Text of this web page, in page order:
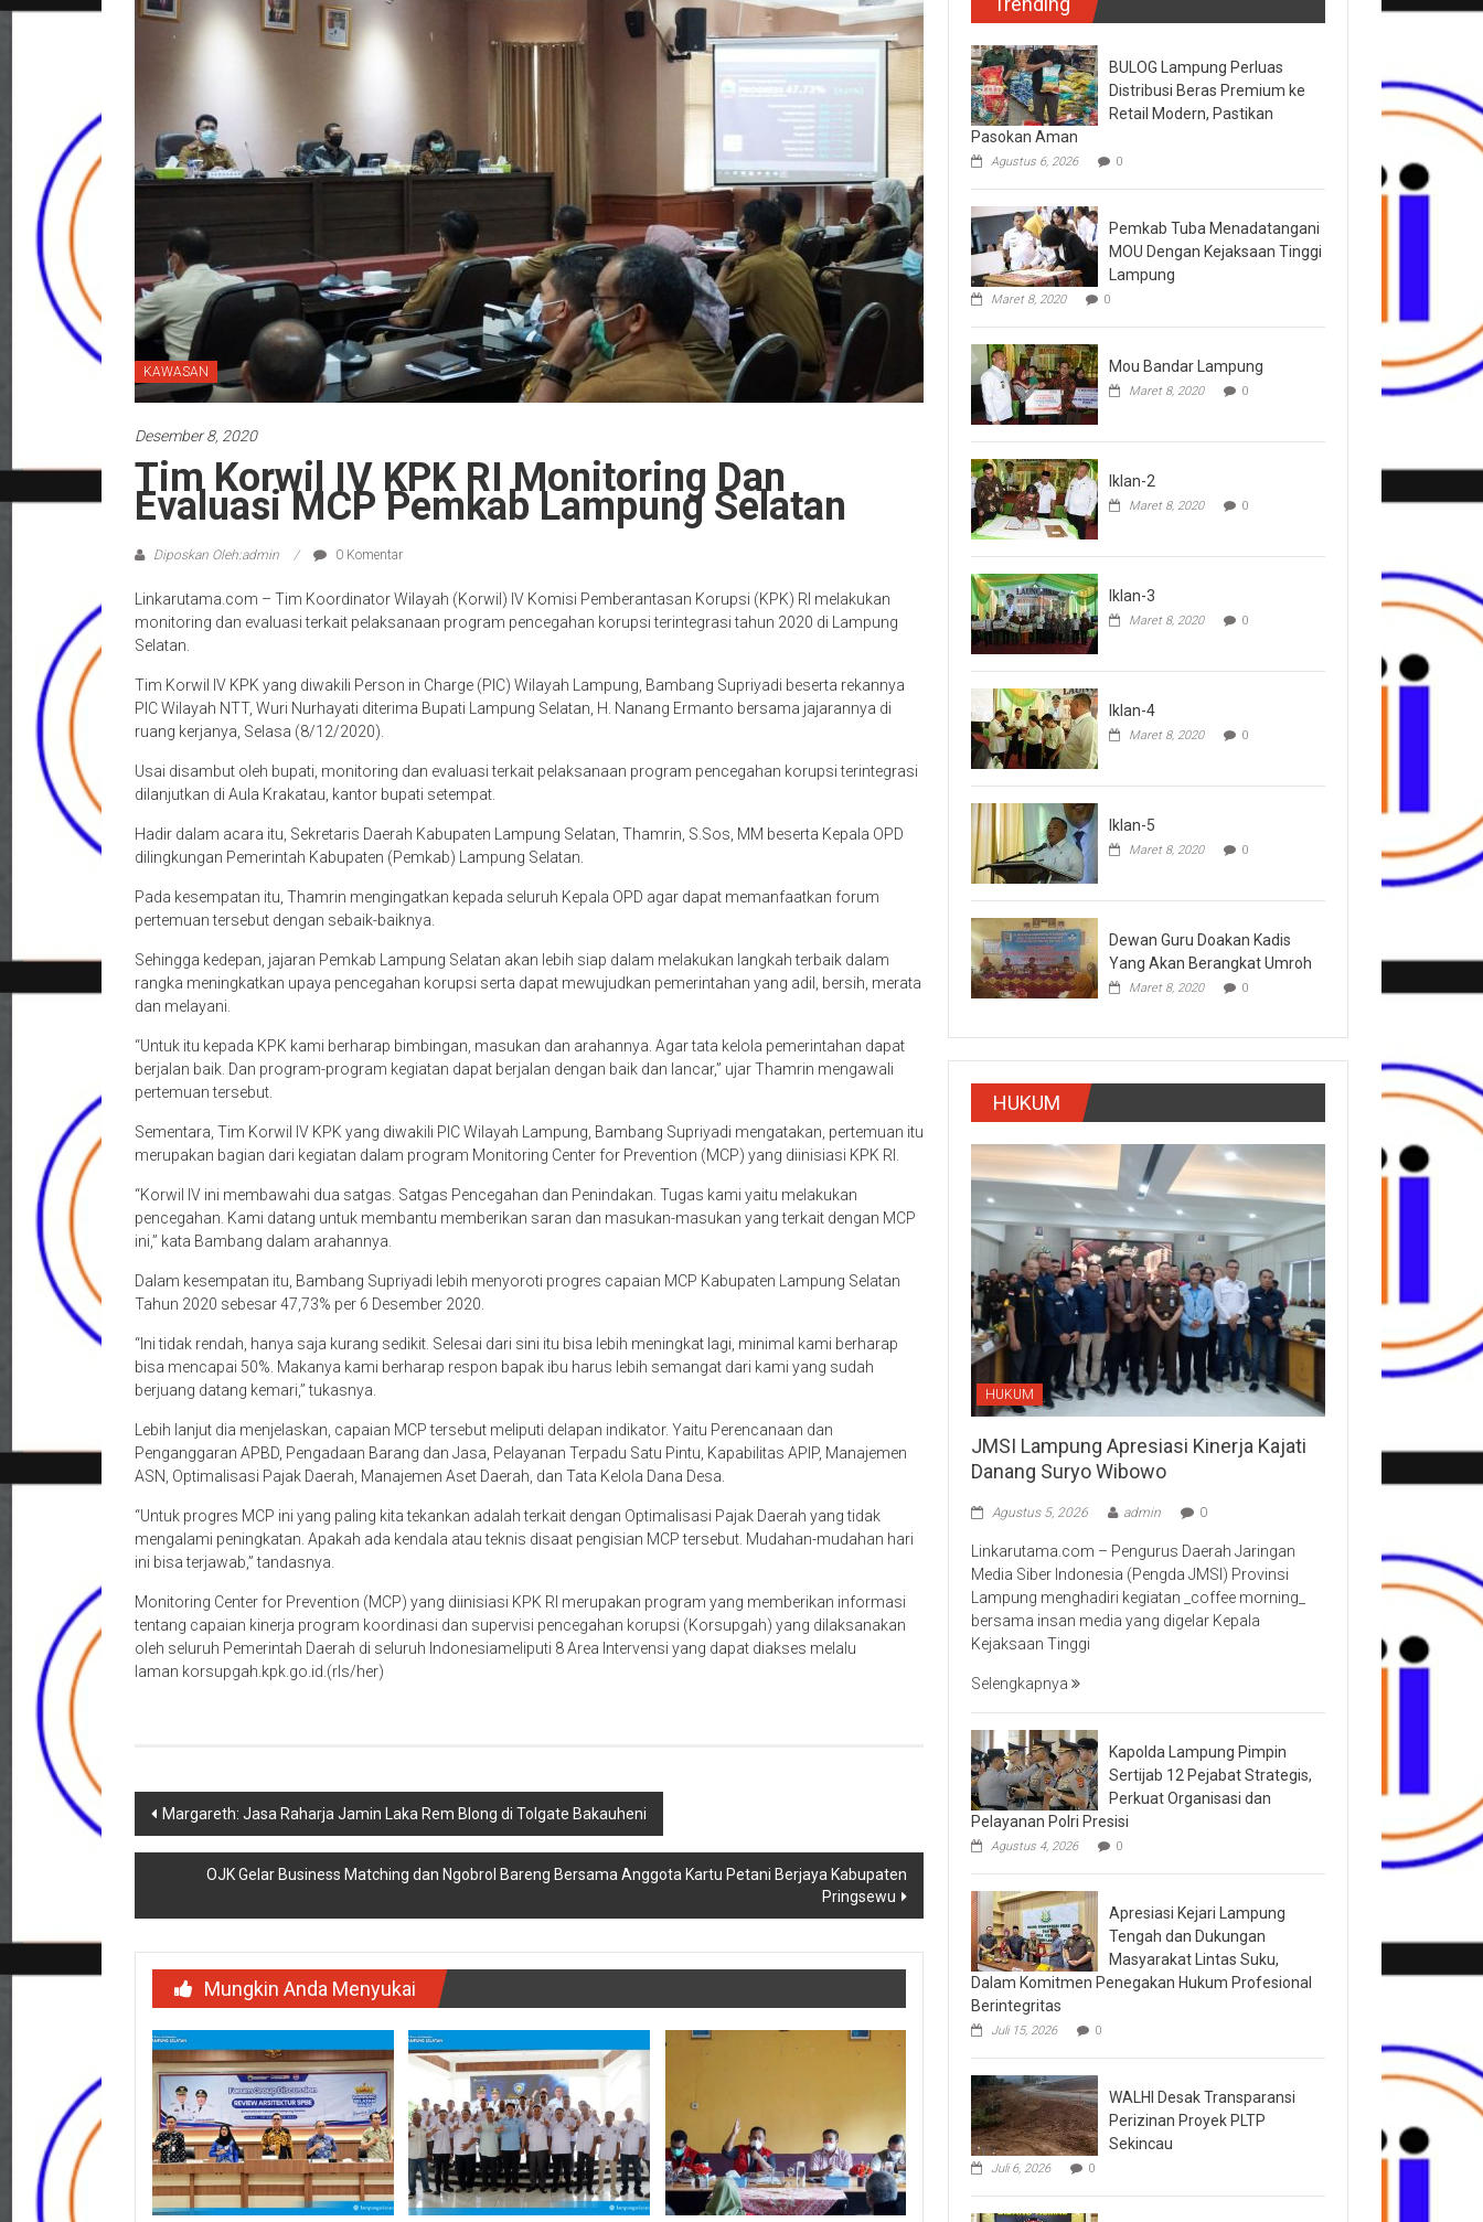
KAWASAN
Desember 8, 2020
Tim Korwil IV KPK RI Monitoring Dan
Evaluasi MCP Pemkab Lampung Selatan
Diposkan Oleh:admin 0 Komentar
Linkarutama.com – Tim Koordinator Wilayah (Korwil) IV Komisi Pemberantasan Korupsi (KPK) RI melakukan
monitoring dan evaluasi terkait pelaksanaan program pencegahan korupsi terintegrasi tahun 2020 di Lampung
Selatan.
Tim Korwil IV KPK yang diwakili Person in Charge (PIC) Wilayah Lampung, Bambang Supriyadi beserta rekannya
PIC Wilayah NTT, Wuri Nurhayati diterima Bupati Lampung Selatan, H. Nanang Ermanto bersama jajarannya di
ruang kerjanya, Selasa (8/12/2020).
Usai disambut oleh bupati, monitoring dan evaluasi terkait pelaksanaan program pencegahan korupsi terintegrasi
dilanjutkan di Aula Krakatau, kantor bupati setempat.
Hadir dalam acara itu, Sekretaris Daerah Kabupaten Lampung Selatan, Thamrin, S.Sos, MM beserta Kepala OPD
dilingkungan Pemerintah Kabupaten (Pemkab) Lampung Selatan.
Pada kesempatan itu, Thamrin mengingatkan kepada seluruh Kepala OPD agar dapat memanfaatkan forum
pertemuan tersebut dengan sebaik-baiknya.
Sehingga kedepan, jajaran Pemkab Lampung Selatan akan lebih siap dalam melakukan langkah terbaik dalam
rangka meningkatkan upaya pencegahan korupsi serta dapat mewujudkan pemerintahan yang adil, bersih, merata
dan melayani.
“Untuk itu kepada KPK kami berharap bimbingan, masukan dan arahannya. Agar tata kelola pemerintahan dapat
berjalan baik. Dan program-program kegiatan dapat berjalan dengan baik dan lancar,” ujar Thamrin mengawali
pertemuan tersebut.
Sementara, Tim Korwil IV KPK yang diwakili PIC Wilayah Lampung, Bambang Supriyadi mengatakan, pertemuan itu
merupakan bagian dari kegiatan dalam program Monitoring Center for Prevention (MCP) yang diinisiasi KPK RI.
“Korwil IV ini membawahi dua satgas. Satgas Pencegahan dan Penindakan. Tugas kami yaitu melakukan
pencegahan. Kami datang untuk membantu memberikan saran dan masukan-masukan yang terkait dengan MCP
ini,” kata Bambang dalam arahannya.
Dalam kesempatan itu, Bambang Supriyadi lebih menyoroti progres capaian MCP Kabupaten Lampung Selatan
Tahun 2020 sebesar 47,73% per 6 Desember 2020.
“Ini tidak rendah, hanya saja kurang sedikit. Selesai dari sini itu bisa lebih meningkat lagi, minimal kami berharap
bisa mencapai 50%. Makanya kami berharap respon bapak ibu harus lebih semangat dari kami yang sudah
berjuang datang kemari,” tukasnya.
Lebih lanjut dia menjelaskan, capaian MCP tersebut meliputi delapan indikator. Yaitu Perencanaan dan
Penganggaran APBD, Pengadaan Barang dan Jasa, Pelayanan Terpadu Satu Pintu, Kapabilitas APIP, Manajemen
ASN, Optimalisasi Pajak Daerah, Manajemen Aset Daerah, dan Tata Kelola Dana Desa.
“Untuk progres MCP ini yang paling kita tekankan adalah terkait dengan Optimalisasi Pajak Daerah yang tidak
mengalami peningkatan. Apakah ada kendala atau teknis disaat pengisian MCP tersebut. Mudahan-mudahan hari
ini bisa terjawab,” tandasnya.
Monitoring Center for Prevention (MCP) yang diinisiasi KPK RI merupakan program yang memberikan informasi
tentang capaian kinerja program koordinasi dan supervisi pencegahan korupsi (Korsupgah) yang dilaksanakan
oleh seluruh Pemerintah Daerah di seluruh Indonesiameliputi 8 Area Intervensi yang dapat diakses melalu
laman korsupgah.kpk.go.id.(rls/her)
Navigasi
pos
Margareth: Jasa Raharja Jamin Laka Rem Blong di Tolgate Bakauheni
OJK Gelar Business Matching dan Ngobrol Bareng Bersama Anggota Kartu Petani Berjaya Kabupaten
Pringsewu
Mungkin Anda Menyukai
BULOG Lampung Perluas
Distribusi Beras Premium ke
Retail Modern, Pastikan
Pasokan Aman
Agustus 6, 2026 0
Pemkab Tuba Menadatangani
MOU Dengan Kejaksaan Tinggi
Lampung
Maret 8, 2020 0
Mou Bandar Lampung
Maret 8, 2020 0
Iklan-2
Maret 8, 2020 0
Iklan-3
Maret 8, 2020 0
Iklan-4
Maret 8, 2020 0
Iklan-5
Maret 8, 2020 0
Dewan Guru Doakan Kadis
Yang Akan Berangkat Umroh
Maret 8, 2020 0
HUKUM
HUKUM
JMSI Lampung Apresiasi Kinerja Kajati
Danang Suryo Wibowo
Agustus 5, 2026 admin 0
Linkarutama.com – Pengurus Daerah Jaringan
Media Siber Indonesia (Pengda JMSI) Provinsi
Lampung menghadiri kegiatan _coffee morning_
bersama insan media yang digelar Kepala
Kejaksaan Tinggi
Selengkapnya
Kapolda Lampung Pimpin
Sertijab 12 Pejabat Strategis,
Perkuat Organisasi dan
Pelayanan Polri Presisi
Agustus 4, 2026 0
Apresiasi Kejari Lampung
Tengah dan Dukungan
Masyarakat Lintas Suku,
Dalam Komitmen Penegakan Hukum Profesional
Berintegritas
Juli 15, 2026 0
WALHI Desak Transparansi
Perizinan Proyek PLTP
Sekincau
Juli 6, 2026 0